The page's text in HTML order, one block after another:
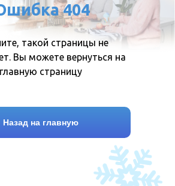
404
такой страницы не
Вы можете вернуться на
главную страницу
Назад на главную